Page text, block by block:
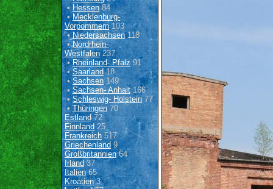
• Hessen84
•Mecklenburg-
Vorpommern103
•Niedersachsen 118
•Nordrhein-
Westfalen237
•Rheinland- Pfalz 91
•Saarland18
•Sachsen 149
•Sachsen- Anhalt166
•Schleswig- Holstein 77
• Thüringen 70
Estland72
Finnland25
Frankreich 517
Griechenland 9
Großbritannien64
Irland 37
Italien65
Kroatien3